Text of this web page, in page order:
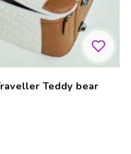
Teddy bear